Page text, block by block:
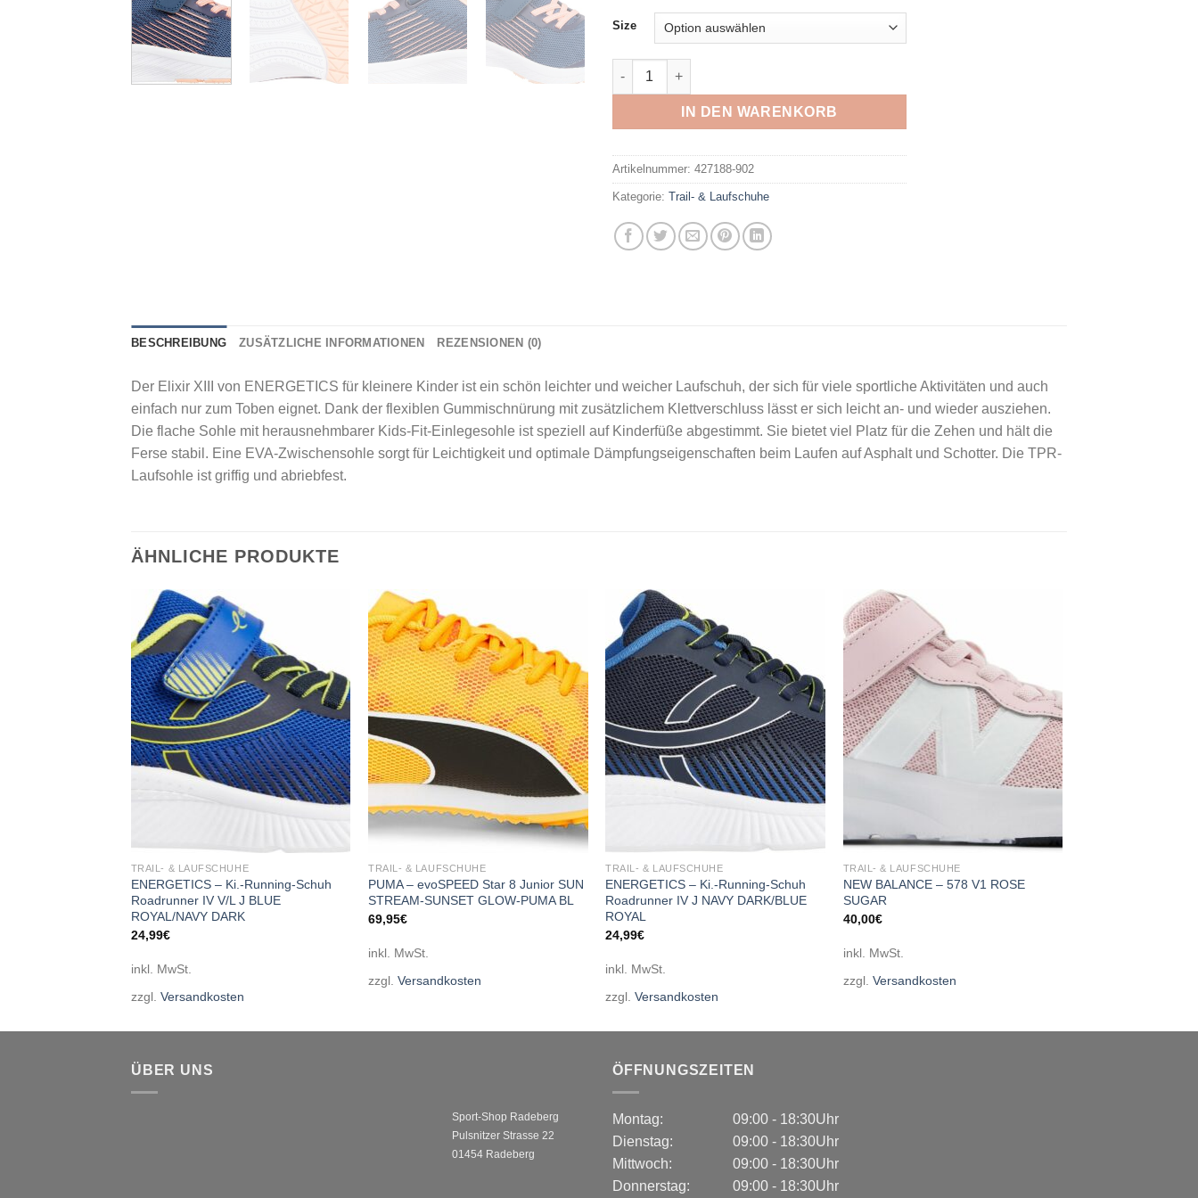
Size
ENERGETICS - Ki.-Running-Schuh Elexir XIII V/L J NAVY/NAVY DARK/ROSE Menge
IN DEN WARENKORB
Artikelnummer: 427188-902
Kategorie: Trail- & Laufschuhe
BESCHREIBUNG ZUSÄTZLICHE INFORMATIONEN REZENSIONEN (0)
Der Elixir XIII von ENERGETICS für kleinere Kinder ist ein schön leichter und weicher Laufschuh, der sich für viele sportliche Aktivitäten und auch
einfach nur zum Toben eignet. Dank der flexiblen Gummischnürung mit zusätzlichem Klettverschluss lässt er sich leicht an- und wieder ausziehen.
Die flache Sohle mit herausnehmbarer Kids-Fit-Einlegesohle ist speziell auf Kinderfüße abgestimmt. Sie bietet viel Platz für die Zehen und hält die
Ferse stabil. Eine EVA-Zwischensohle sorgt für Leichtigkeit und optimale Dämpfungseigenschaften beim Laufen auf Asphalt und Schotter. Die TPR-
Laufsohle ist griffig und abriebfest.
ÄHNLICHE PRODUKTE
TRAIL- & LAUFSCHUHE
ENERGETICS – Ki.-Running-Schuh
Roadrunner IV V/L J BLUE
ROYAL/NAVY DARK
24,99€
inkl. MwSt.
zzgl. Versandkosten
wishlist
TRAIL- & LAUFSCHUHE
PUMA – evoSPEED Star 8 Junior SUN
STREAM-SUNSET GLOW-PUMA BL
69,95€
inkl. MwSt.
zzgl.Versandkosten
TRAIL- & LAUFSCHUHE
ENERGETICS – Ki.-Running-Schuh
Roadrunner IV J NAVY DARK/BLUE
ROYAL
24,99€
inkl. MwSt.
zzgl.Versandkosten
TRAIL- & LAUFSCHUHE
NEW BALANCE – 578 V1 ROSE
SUGAR
40,00€
inkl. MwSt.
zzgl. Versandkosten
ÜBER UNS
Sport-Shop Radeberg
Pulsnitzer Strasse 22
01454 Radeberg
ÖFFNUNGSZEITEN
Montag:
Dienstag:
Mittwoch:
Donnerstag:
09:00 - 18:30Uhr
09:00 - 18:30Uhr
09:00 - 18:30Uhr
09:00 - 18:30Uhr